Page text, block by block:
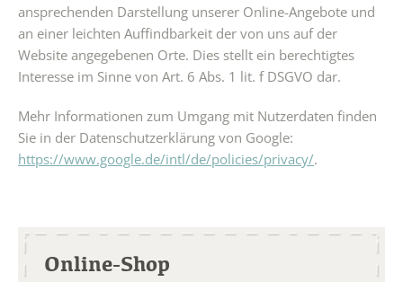
ansprechenden Darstellung unserer Online-Angebote und
an einer leichten Auffindbarkeit der von uns auf der
Website angegebenen Orte. Dies stellt ein berechtigtes
Interesse im Sinne von Art. 6 Abs. 1 lit. f DSGVO dar.
Mehr Informationen zum Umgang mit Nutzerdaten finden
Sie in der Datenschutzerklärung von Google:
https://www.google.de/intl/de/policies/privacy/.
Online-Shop